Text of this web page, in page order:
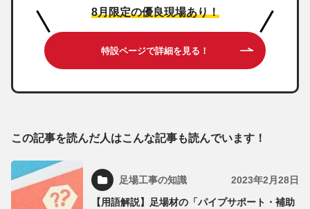
8月限定の優良現場あり！
特設ページで詳細を見る！
この記事を読んだ人はこんな記事も読んでいます！
足場工事の知識 2023年2月28日
【用語解説】足場材の「パイプサポート・補助